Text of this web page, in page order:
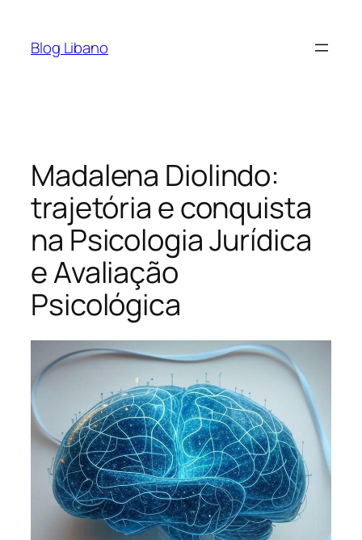
Blog Libano
Madalena Diolindo:
trajetória e conquista
na Psicologia Jurídica
e Avaliação
Psicológica